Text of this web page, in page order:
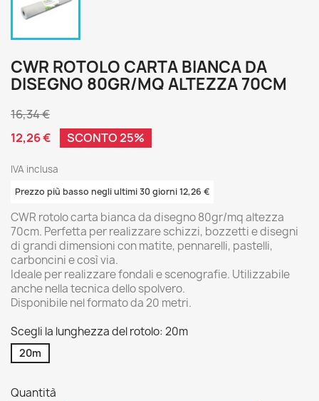
CWR ROTOLO CARTA BIANCA DA
DISEGNO 80GR/MQ ALTEZZA 70CM
16,34 €
12,26 €
SCONTO 25%
IVA inclusa
Prezzo più basso negli ultimi 30 giorni 12,26 €
CWR rotolo carta bianca da disegno 80gr/mq altezza
70cm. Perfetta per realizzare schizzi, bozzetti e disegni
di grandi dimensioni con matite, pennarelli, pastelli,
carboncini e così via.
Ideale per realizzare fondali e scenografie. Utilizzabile
anche nella tecnica dello spolvero.
Disponibile nel formato da 20 metri.
Scegli la lunghezza del rotolo: 20m
20m
Quantità